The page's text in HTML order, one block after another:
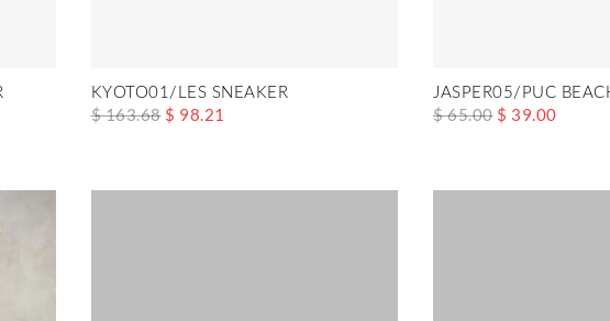
KYOTO01/LES SNEAKER
$ 163.68 $ 98.21
JASPER05/PUC
$ 65.00 $ 39.00